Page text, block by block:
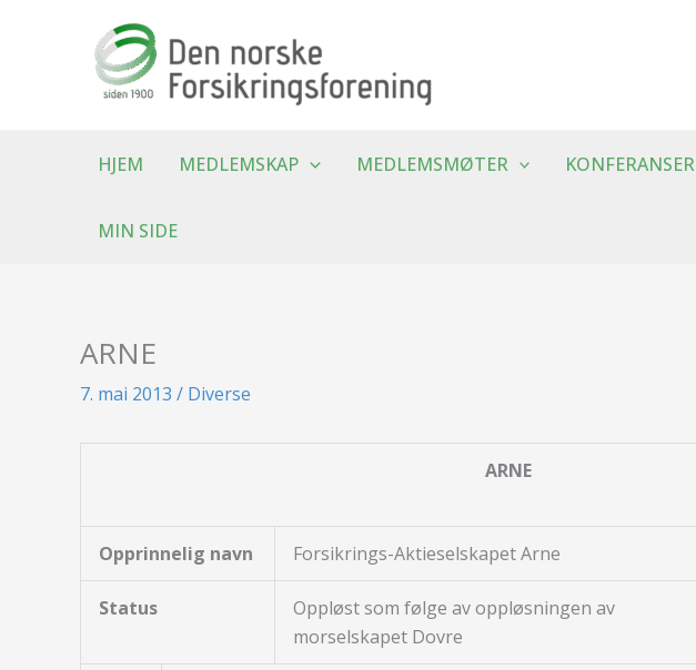
HJEM MEDLEMSKAP MEDLEMSMØTER KONFERANSER
MIN SIDE
ARNE
7. mai 2013 / Diverse
ARNE
Opprinnelig navn Forsikrings-Aktieselskapet Arne
Status
Oppløst som følge av oppløsningen av
morselskapet Dovre